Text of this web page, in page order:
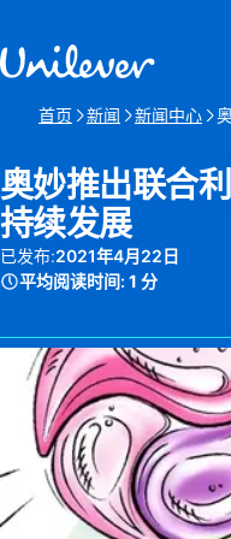
首页 新闻 新闻中心当
奥妙推出联合
持续发展
已发布:2021年4月22日
平均阅读时间: 1 分